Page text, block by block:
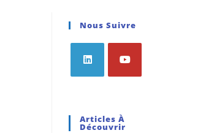
Nous Suivre
Articles À
Découvrir